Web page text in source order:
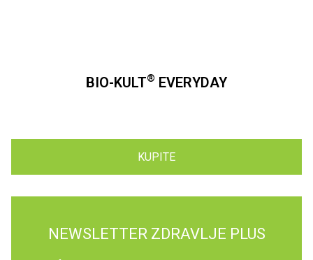
BIO-KULT® EVERYDAY
KUPITE
NEWSLETTER ZDRAVLJE PLUS